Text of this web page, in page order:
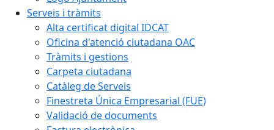
Serveis i tràmits
Alta certificat digital IDCAT
Oficina d'atenció ciutadana OAC
Tràmits i gestions
Carpeta ciutadana
Catàleg de Serveis
Finestreta Única Empresarial (FUE)
Validació de documents